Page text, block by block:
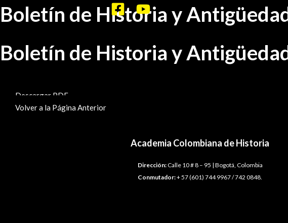
Ir
alBoletín de Historia y
Boletín de Historia y
Descargar PDF
Volver a la Página Anterior
Academia Colombiana de Historia
Dirección:Calle 10 # 8 – 95 | Bogotá, Colombia
Conmutador:+ 57 (601) 744 9967 / 742 0848.